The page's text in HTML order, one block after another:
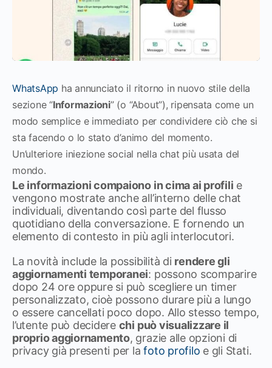
WhatsApp ha annunciato il ritorno in nuovo stile della
sezione “Informazioni” (o “About”), ripensata come un
modo semplice e immediato per condividere ciò che si
sta facendo o lo stato d’animo del momento.
Un’ulteriore iniezione social nella chat più usata del
mondo.
Le informazioni compaiono in cima ai profili e
vengono mostrate anche all’interno delle chat
individuali, diventando così parte del flusso
quotidiano della conversazione. E fornendo un
elemento di contesto in più agli interlocutori.
La novità include la possibilità di rendere gli
aggiornamenti temporanei: possono scomparire
dopo 24 ore oppure si può scegliere un timer
personalizzato, cioè possono durare più a lungo
o essere cancellati poco dopo. Allo stesso tempo,
l’utente può decidere chi può visualizzare il
proprio aggiornamento, grazie alle opzioni di
privacy già presenti per lafoto profilo e gli Stati.